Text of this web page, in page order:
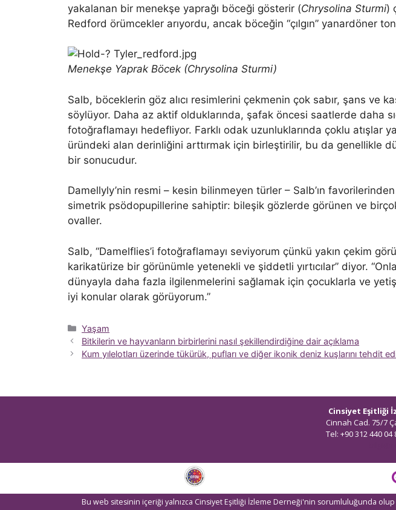
yakalanan bir menekşe yaprağı böceği gösterir (Chrysolina Sturmi)
Redford örümcekler arıyordu, ancak böceğin “çılgın” yanardöner
Menekşe Yaprak Böcek (Chrysolina Sturmi)
Salb, böceklerin göz alıcı resimlerini çekmenin çok sabır, şans ve
söylüyor. Daha az aktif olduklarında, şafak öncesi saatlerde daha
fotoğraflamayı hedefliyor. Farklı odak uzunluklarında çoklu atışlar
üründeki alan derinliğini arttırmak için birleştirilir, bu da genellikle
bir sonucudur.
Damellyly’nin resmi – kesin bilinmeyen türler – Salb’ın
simetrik psödopupillerine sahiptir: bileşik gözlerde görünen ve
ovaller.
Salb, “Damelflies’i fotoğraflamayı seviyorum çünkü yakın çekim
karikatürize bir görünümle yetenekli ve şiddetli yırtıcılar” diyor.
dünyayla daha fazla ilgilenmelerini sağlamak için çocuklarla ve
iyi konular olarak görüyorum.”
Kategoriler
Yaşam
Bitkilerin ve hayvanların birbirlerini nasıl şekillendirdiğine dair açıklama
Kum yılelotları üzerinde tükürük, pufları ve diğer ikonik deniz kuşlarını tehdit
Cinsiyet Eşitliği
Cinnah Cad. 75/7
Tel: +90 312 440 04
Bu web sitesinin içeriği yalnızca Cinsiyet Eşitliği İzleme Derneği'nin sorumluluğunda